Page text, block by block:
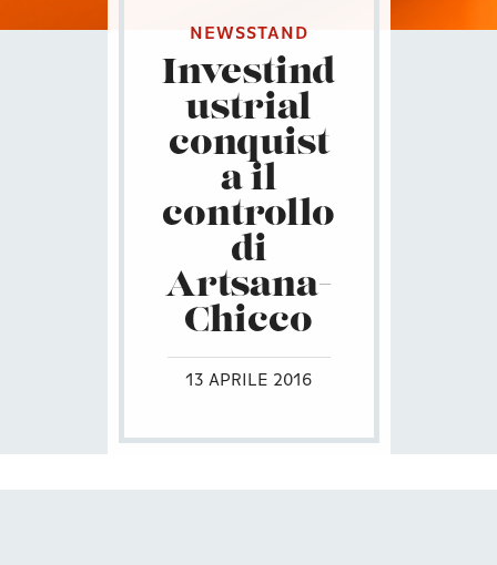
NEWSSTAND
Investind
ustrial
conquist
a il
controllo
di
Artsana-
Chicco
13 APRILE 2016